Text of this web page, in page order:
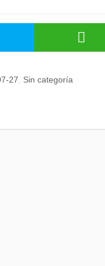
27 Sin categoría